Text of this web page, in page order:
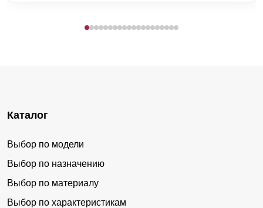
Каталог
Выбор по модели
Выбор по назначению
Выбор по материалу
Выбор по характеристикам